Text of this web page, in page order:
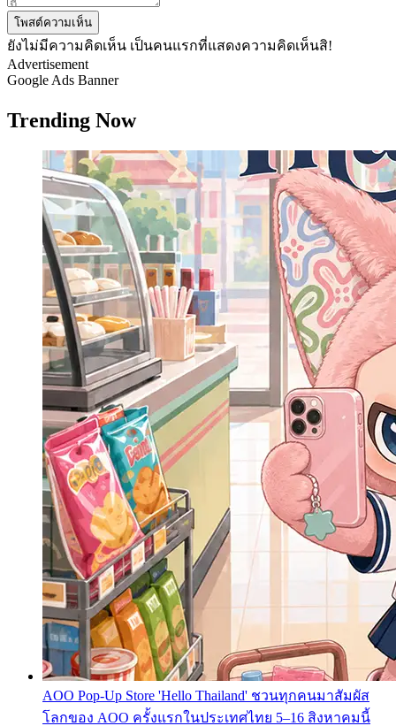
โพสต์ความเห็น
ยังไม่มีความคิดเห็น เป็นคนแรกที่แสดงความคิดเห็นสิ!
Advertisement
Google Ads Banner
Trending Now
AOO Pop-Up Store 'Hello Thailand' ชวนทุกคนมาสัมผัส
โลกของ AOO ครั้งแรกในประเทศไทย 5–16 สิงหาคมนี้